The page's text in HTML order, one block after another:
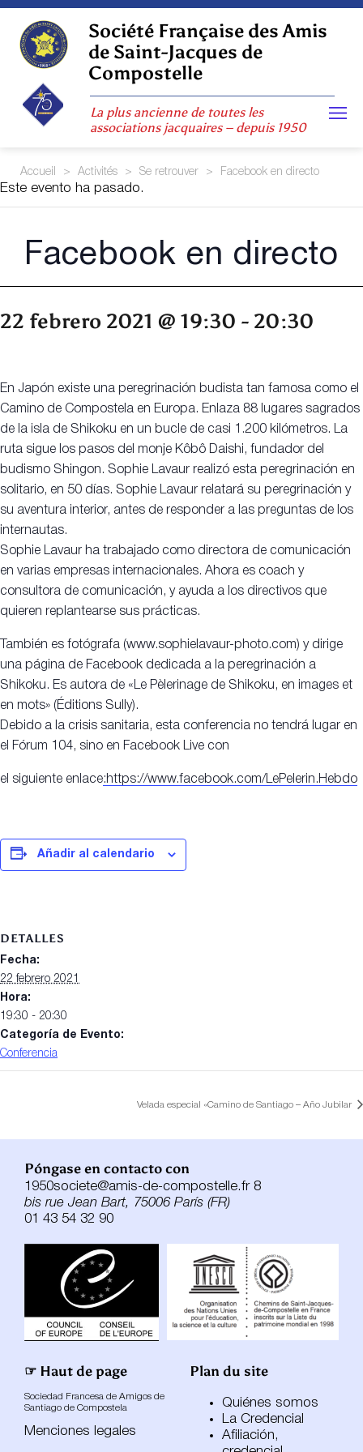
Skip
content
Société Française des Amis
de Saint-Jacques de
Compostelle
La plus ancienne de toutes les
associations jacquaires – depuis 1950
Accueil > Activités > Se retrouver > Facebook en directo
Este evento ha pasado.
Facebook en directo
22 febrero 2021 @ 19:30 - 20:30
En Japón existe una peregrinación budista tan famosa como el
Camino de Compostela en Europa. Enlaza 88 lugares sagrados
de la isla de Shikoku en un bucle de casi 1.200 kilómetros. La
ruta sigue los pasos del monje Kôbô Daishi, fundador del
budismo Shingon. Sophie Lavaur realizó esta peregrinación en
solitario, en 50 días. Sophie Lavaur relatará su peregrinación y
su aventura interior, antes de responder a las preguntas de los
internautas.
Sophie Lavaur ha trabajado como directora de comunicación
en varias empresas internacionales. Ahora es coach y
consultora de comunicación, y ayuda a los directivos que
quieren replantearse sus prácticas.
También es fotógrafa (www.sophielavaur-photo.com) y dirige
una página de Facebook dedicada a la peregrinación a
Shikoku. Es autora de «Le Pèlerinage de Shikoku, en images et
en mots» (Éditions Sully).
Debido a la crisis sanitaria, esta conferencia no tendrá lugar en
el Fórum 104, sino en Facebook Live con
el siguiente enlace:https://www.facebook.com/LePelerin.Hebdo
Añadir al calendario
DETALLES
Fecha:
22 febrero 2021
Hora:
19:30 - 20:30
Categoría de Evento:
Conferencia
Velada especial «Camino de Santiago – Año Jubilar
☞ Haut de page
Sociedad Francesa de Amigos de
Santiago de Compostela
Menciones legales
Póngase en contacto con
1950societe@amis-de-compostelle.fr 8
bis rue Jean Bart, 75006 París (FR)
01 43 54 32 90
Plan du site
Quiénes somos
La Credencial
Afiliación,